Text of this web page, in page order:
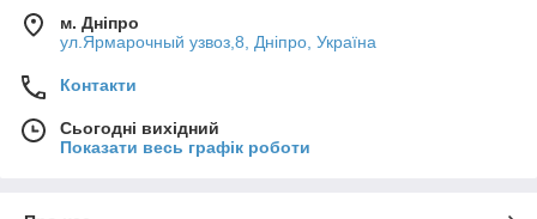
м. Дніпро
ул.Ярмарочный узвоз,8, Дніпро, Україна
Контакти
Сьогодні вихідний
Показати весь графік роботи